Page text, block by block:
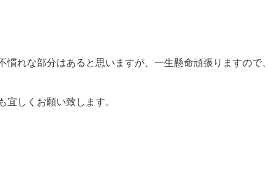
慣れな部分はあると思いますが、一生懸命頑張りますので、
宜しくお願い致します。